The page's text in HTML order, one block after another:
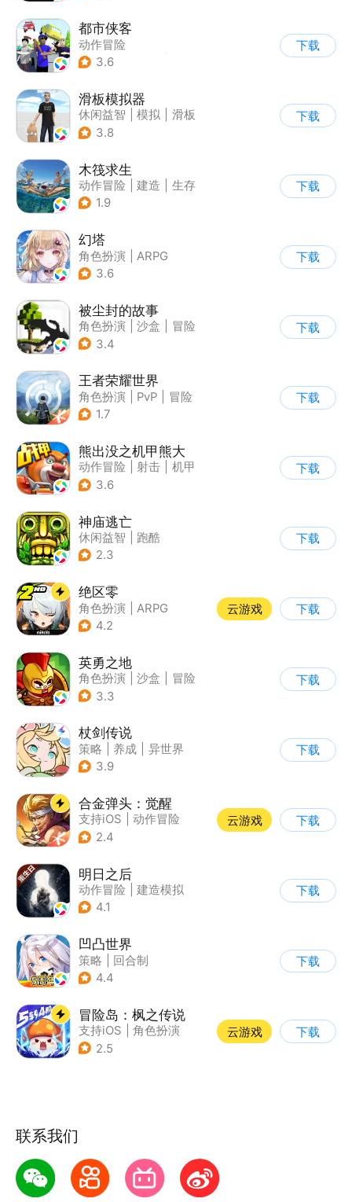
都市侠客
动作冒险
| 第一人称射击
3.6
下载
滑板模拟器
休闲益智 模拟
滑板
| 卡通
3.8
下载
木筏求生
动作冒险 建造
生存
| 写实
1.9
下载
幻塔
角色扮演
ARPG
| 奇幻
3.6
下载
被尘封的故事
角色扮演 沙盒
冒险
| 开放世界
3.4
下载
王者荣耀世界
角色扮演 PvP
冒险
| 开放世界
1.7
下载
熊出没之机甲熊大
动作冒险 射击
机甲
| 熊出没
3.6
下载
神庙逃亡
休闲益智
跑酷
| 欧美风
2.3
下载
绝区零
角色扮演
ARPG
| 冒险
4.2
云游戏 下载
英勇之地
角色扮演 沙盒
冒险
| steam游戏
3.3
下载
杖剑传说
策略 养成
异世界
| 二次元
3.9
下载
合金弹头：觉醒
支持iOS
动作冒险
| 射击
2.4
云游戏 下载
明日之后
动作冒险
建造模拟
| 丧尸
4.1
下载
凹凸世界
策略
回合制
| 动漫改编
4.4
下载
冒险岛：枫之传说
支持iOS
角色扮演
| 放置
2.5
云游戏 下载
联系我们